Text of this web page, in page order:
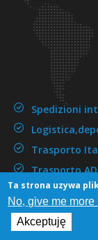
Spedizioni
Trasporto
Trasporto
Ta strona uzywa
No, give me more
Akceptuję